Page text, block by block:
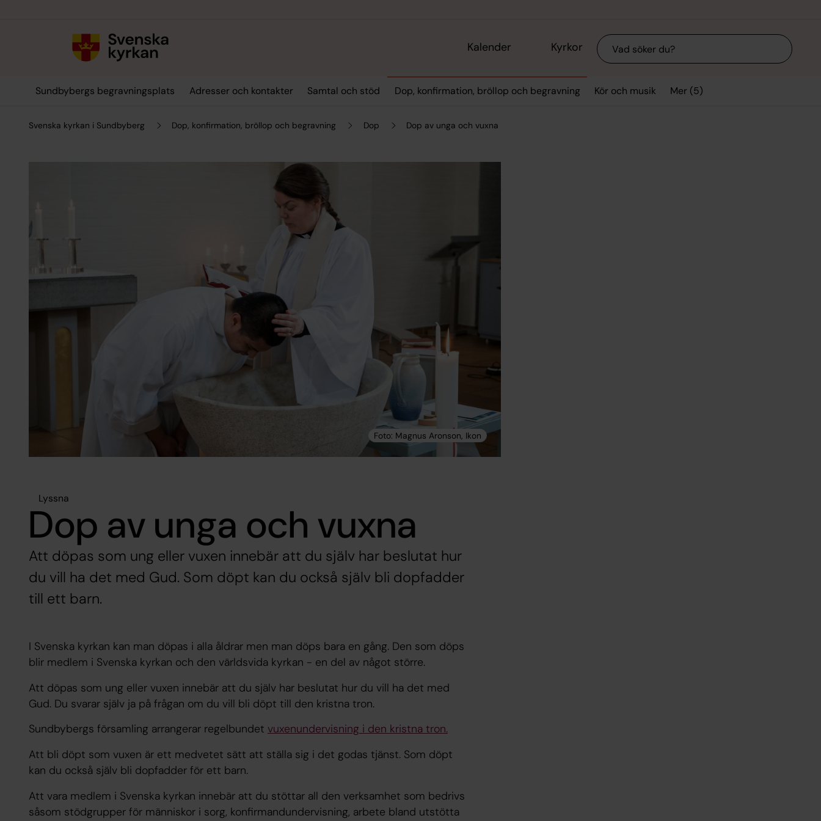
Kalender Kyrkor Sök
Sundbybergs begravningsplats Adresser och kontakter Samtal och stöd Dop, konfirmation, bröllop och begravning Kör och musik Mer (5)
Svenska kyrkan i Sundbyberg Dop, konfirmation, bröllop och begravning Dop Dop av unga och vuxna
Lyssna
Dop av unga och vuxna
Att döpas som ung eller vuxen innebär att du själv har beslutat hur
du vill ha det med Gud. Som döpt kan du också själv bli dopfadder
till ett barn.
I Svenska kyrkan kan man döpas i alla åldrar men man döps bara en gång. Den som döps
blir medlem i Svenska kyrkan och den världsvida kyrkan - en del av något större.
Att döpas som ung eller vuxen innebär att du själv har beslutat hur du vill ha det med
Gud. Du svarar själv ja på frågan om du vill bli döpt till den kristna tron.
Sundbybergs församling arrangerar regelbundet vuxenundervisning i den kristna tron.
Att bli döpt som vuxen är ett medvetet sätt att ställa sig i det godas tjänst. Som döpt
kan du också själv bli dopfadder för ett barn.
Att vara medlem i Svenska kyrkan innebär att du stöttar all den verksamhet som bedrivs
såsom stödgrupper för människor i sorg, konfirmandundervisning, arbete bland utstötta